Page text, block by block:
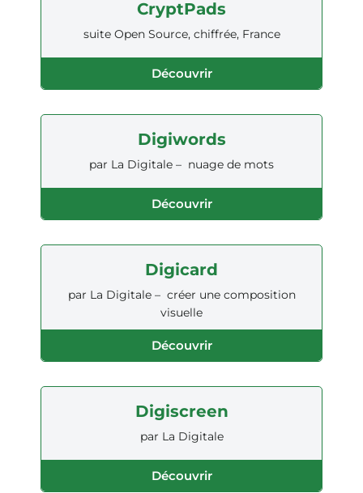
CryptPads
suite Open Source, chiffrée, France
Découvrir
Digiwords
par La Digitale – nuage de mots
Découvrir
Digicard
par La Digitale – créer une composition
visuelle
Découvrir
Digiscreen
par La Digitale
Découvrir